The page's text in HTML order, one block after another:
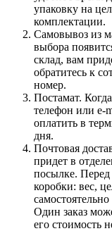
упаковку на
комплектации.
Самовывоз из
выбора
склад, вам
обратитесь к
номер.
Постамат.
телефон или e-
оплатить в
дня.
Почтовая
придет в
посылке. Перед
коробки: вес,
Один заказ
его стоимость